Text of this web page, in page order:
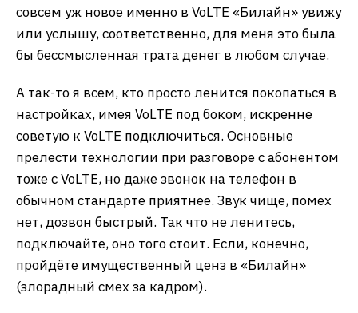
совсем уж новое именно в VoLTE «Билайн» увижу
или услышу, соответственно, для меня это была
бы бессмысленная трата денег в любом случае.
А так-то я всем, кто просто ленится покопаться в
настройках, имея VoLTE под боком, искренне
советую к VoLTE подключиться. Основные
прелести технологии при разговоре с абонентом
тоже с VoLTE, но даже звонок на телефон в
обычном стандарте приятнее. Звук чище, помех
нет, дозвон быстрый. Так что не ленитесь,
подключайте, оно того стоит. Если, конечно,
пройдёте имущественный ценз в «Билайн»
(злорадный смех за кадром).